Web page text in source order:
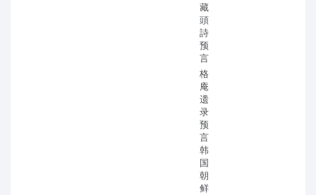
藏
頭
詩
预
言
格
庵
遗
录
预
言
韩
国
朝
鲜